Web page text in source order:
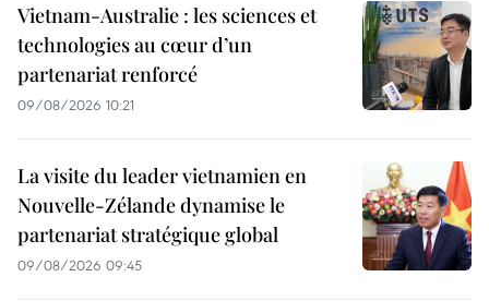
Vietnam-Australie : les sciences et
technologies au cœur d’un
partenariat renforcé
09/08/2026 10:21
La visite du leader vietnamien en
Nouvelle-Zélande dynamise le
partenariat stratégique global
09/08/2026 09:45